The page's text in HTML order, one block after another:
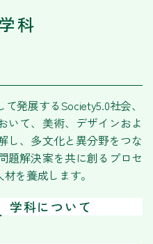
科
発展するSociety5.0社会、
いて、美術、デザインおよ
し、多文化と異分野をつな
題解決案を共に創るプロセ
を養成します。
学科について